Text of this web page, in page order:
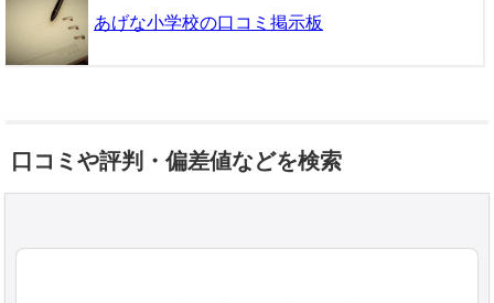
あげな小学校の口コミ掲示板
口コミや評判・偏差値などを検索